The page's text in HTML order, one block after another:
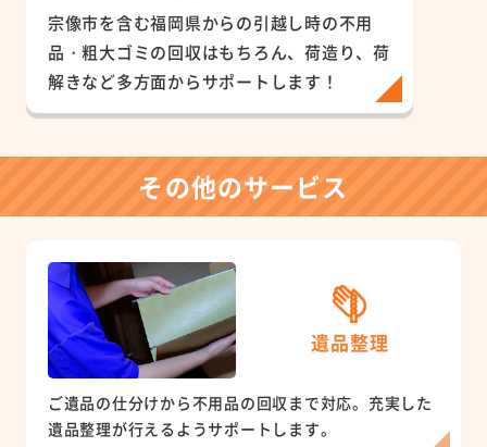
宗像市を含む福岡県からの引越し時の不用
品・粗大ゴミの回収はもちろん、荷造り、荷
解きなど多方面からサポートします！
その他のサービス
遺品整理
ご遺品の仕分けから不用品の回収まで対応。充実した
遺品整理が行えるようサポートします。